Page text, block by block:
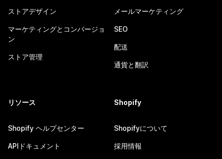
ストアデザイン
マーケティングとコンバージョ
ン
ストア管理
メールマーケティング
SEO
配送
通貨と翻訳
リソース
Shopify ヘルプセンター
APIドキュメント
Shopify
Shopifyについて
採用情報